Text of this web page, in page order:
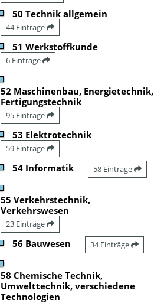
50 Technik allgemein
44 Einträge
51 Werkstoffkunde
6 Einträge
52 Maschinenbau, Energietechnik,
Fertigungstechnik
95 Einträge
53 Elektrotechnik
59 Einträge
54 Informatik 58 Einträge
55 Verkehrstechnik,
Verkehrswesen
23 Einträge
56 Bauwesen 34 Einträge
58 Chemische Technik,
Umwelttechnik, verschiedene
Technologien